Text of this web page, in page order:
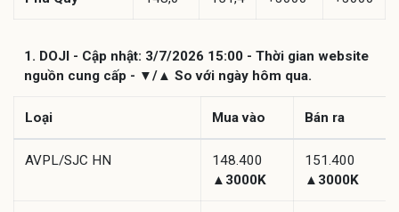
1. DOJI - Cập nhật: 3/7/2026 15:00 - Thời gian website
nguồn cung cấp - ▼/▲ So với ngày hôm qua.
Loại Mua vào Bán ra
AVPL/SJC HN
148.400
▲3000K
151.400
▲3000K